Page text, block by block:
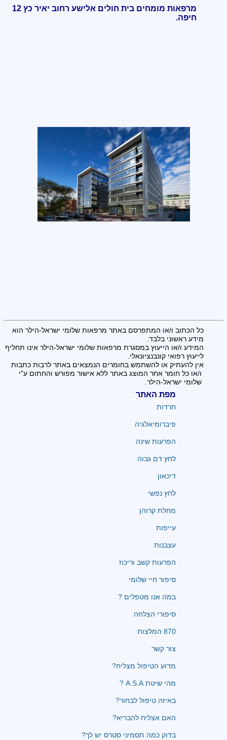
מרפאות מומחים בית חולים אלישע רחוב יאיר כץ 12
חיפה.
כל הכתוב ו/או המתפרסם באתר מרפאות שלומי ישראל-הילר הוא
מידע ראשוני בלבד.
המידע ו/או הייעוץ במסגרת מרפאות שלומי ישראל-הילר אינו תחליף
לייעוץ רפואי קונבנציונאלי.
אין להעתיק או להשתמש בחומרים הנמצאים באתר לרבות כתבות
ו/או כל חומר אחר המוצג באתר ללא אישור מפורש והחתום ע"י
שלומי ישראל-הילר.
מפת האתר
חרדות
פיברומיאלגיה
הפרעות שינה
לחץ דם גבוה
דיכאון
לחץ נפשי
מחלת קרוהן
עייפות
עצבנות
הפרעות קשב וריכוז
סיפור חיי שלומי
במה אנו מטפלים ?
סיפורי הצלחה
870 המלצות
צור קשר
מדוע הטיפול מצליח?
מהי שיטת A.S.A ?
באיזה טיפול לבחור?
האם אצליח להבריא?
בדוק כמה תסמיני סטרס יש לך?